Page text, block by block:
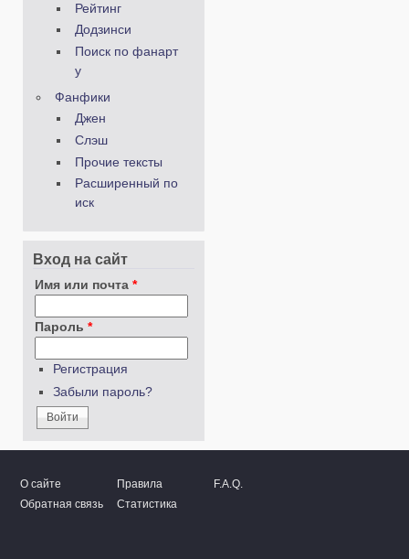
Рейтинг
Додзинси
Поиск по фанарт
у
Фанфики
Джен
Слэш
Прочие тексты
Расширенный по
иск
Вход на сайт
Имя или почта *
Пароль *
Регистрация
Забыли пароль?
О сайте Правила
F.A.Q.
Обратная связь
Статистика